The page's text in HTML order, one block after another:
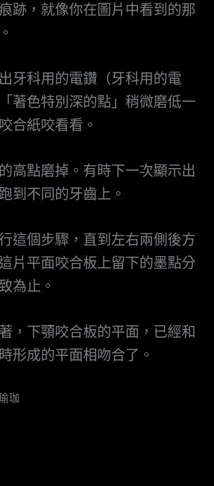
跡，就像你在圖片中看到的那
牙科用的電鑽（牙科用的電
著色特別深的點」稍微磨低一
合紙咬看看。
高點磨掉。有時下一次顯示出
到不同的牙齒上。
這個步驟，直到左右兩側後方
片平面咬合板上留下的墨點分
為止。
，下顎咬合板的平面，已經和
形成的平面相吻合了。
珈